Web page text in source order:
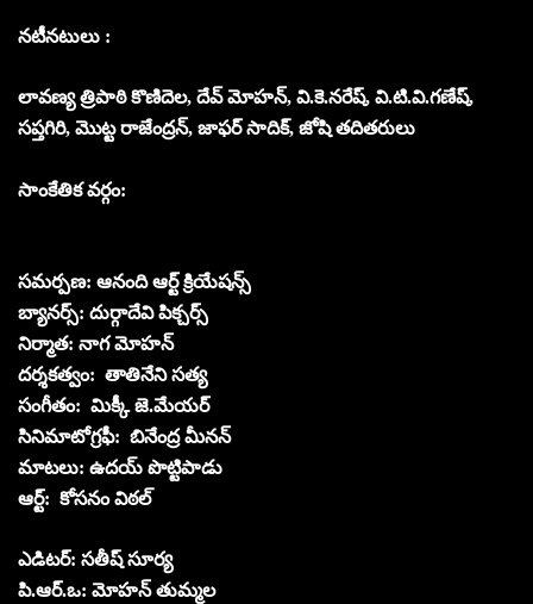
న‌టీన‌టులు :
లావ‌ణ్య త్రిపాఠి కొణిదెల, దేవ్ మోహ‌న్‌, వి.కె.నరేష్, వి.టి.వి.గణేష్,
సప్తగిరి, మొట్ట రాజేంద్రన్, జాఫర్ సాదిక్, జోషి త‌దిత‌రులు
సాంకేతిక వ‌ర్గం:
స‌మ‌ర్ప‌ణ‌: ఆనంది ఆర్ట్ క్రియేష‌న్స్‌
బ్యాన‌ర్స్‌: దుర్గాదేవి పిక్చ‌ర్స్
నిర్మాత‌: నాగ మోహ‌న్
ద‌ర్శ‌క‌త్వం: తాతినేని స‌త్య‌
సంగీతం: మిక్కీ జె.మేయ‌ర్‌
సినిమాటోగ్ర‌ఫీ: బినేంద్ర మీన‌న్‌
మాట‌లు: ఉద‌య్ పొట్టిపాడు
ఆర్ట్‌: కోసనం విఠల్
ఎడిట‌ర్‌: స‌తీష్ సూర్య‌
పి.ఆర్.ఒ: మోహ‌న్ తుమ్మ‌ల‌